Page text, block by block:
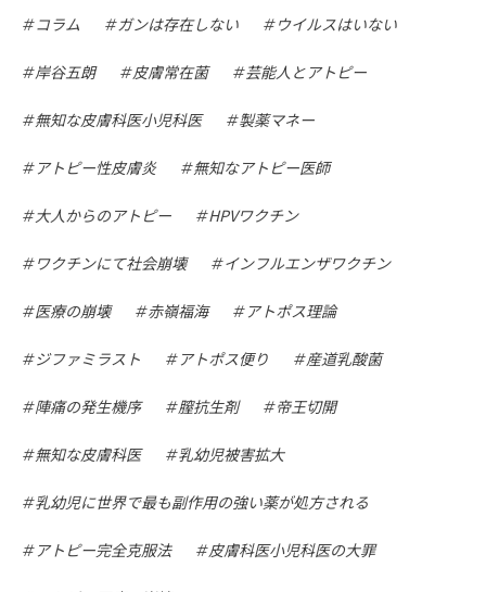
コラム ガンは存在しない ウイルスはいない
岸谷五朗 皮膚常在菌 芸能人とアトピー
無知な皮膚科医小児科医 製薬マネー
アトピー性皮膚炎 無知なアトピー医師
大人からのアトピー HPVワクチン
ワクチンにて社会崩壊 インフルエンザワクチン
医療の崩壊 赤嶺福海 アトポス理論
ジファミラスト アトポス便り 産道乳酸菌
陣痛の発生機序 膣抗生剤 帝王切開
無知な皮膚科医 乳幼児被害拡大
乳幼児に世界で最も副作用の強い薬が処方される
アトピー完全克服法 皮膚科医小児科医の大罪